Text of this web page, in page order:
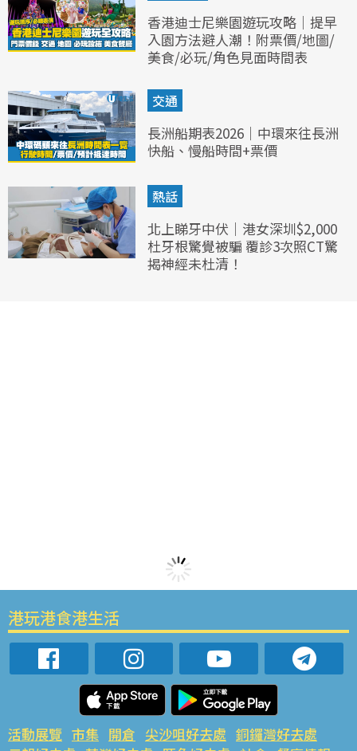
香港迪士尼樂園遊玩攻略｜提早
入園方法避人潮！附票價/地圖/
美食/必玩/角色見面時間表
交通
長洲船期表2026｜中環來往長洲
快船、慢船時間+票價
熱話
北上睇牙中伏｜港女深圳$2,000
杜牙根驚覺被騙 覆診3次照CT驚
揭神經未杜清！
港玩港食港生活
活動展覽 市集 開倉 尖沙咀好去處 銅鑼灣好去處